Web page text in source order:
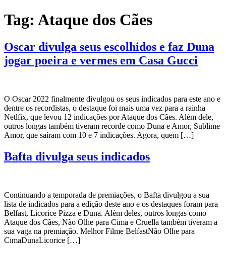
Tag: Ataque dos Cães
Oscar divulga seus escolhidos e faz Duna
jogar poeira e vermes em Casa Gucci
O Oscar 2022 finalmente divulgou os seus indicados para este ano e
dentre os recordistas, o destaque foi mais uma vez para a rainha
Netlfix, que levou 12 indicações por Ataque dos Cães. Além dele,
outros longas também tiveram recorde como Duna e Amor, Sublime
Amor, que saíram com 10 e 7 indicações. Agora, quem […]
Bafta divulga seus indicados
Continuando a temporada de premiações, o Bafta divulgou a sua
lista de indicados para a edição deste ano e os destaques foram para
Belfast, Licorice Pizza e Duna. Além deles, outros longas como
Ataque dos Cães, Não Olhe para Cima e Cruella também tiveram a
sua vaga na premiação. Melhor Filme BelfastNão Olhe para
CimaDunaLicorice […]